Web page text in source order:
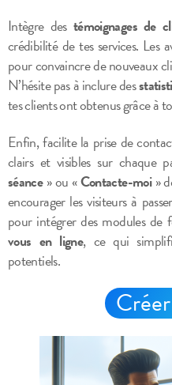
Intègre des témoignages de
crédibilité de tes services. Les
pour convaincre de nouveaux
N’hésite pas à inclure des
tes clients ont obtenus grâce à
Enfin, facilite la prise de
clairs et visibles sur chaque
séance» ou «Contacte-moi»
encourager les visiteurs à
pour intégrer des modules de
vous en ligne, ce qui
potentiels.